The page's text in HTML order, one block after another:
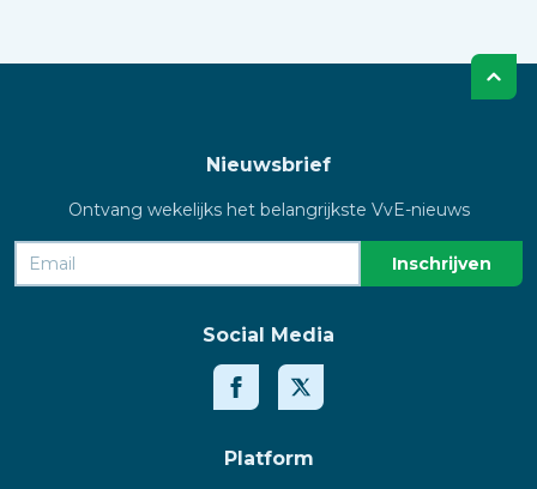
Nieuwsbrief
Ontvang wekelijks het belangrijkste VvE-nieuws
Social Media
Platform